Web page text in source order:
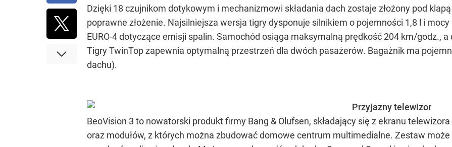
Dzięki 18 czujnikom dotykowym i mechanizmowi składania dach zostaje złożony pod
poprawne złożenie. Najsilniejsza wersja tigry dysponuje silnikiem o pojemności 1,8 l i
EURO-4 dotyczące emisji spalin. Samochód osiąga maksymalną prędkość 204 km/godz.,
Tigry TwinTop zapewnia optymalną przestrzeń dla dwóch pasażerów. Bagażnik ma
dachu).
Przyjazny telewizor
BeoVision 3 to nowatorski produkt firmy Bang & Olufsen, składający się z ekranu
oraz modułów, z których można zbudować domowe centrum multimedialne. Zestaw